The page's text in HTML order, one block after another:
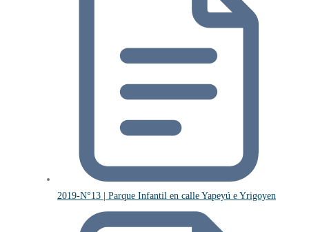
2019-N°13 | Parque Infantil en calle Yapeyú e Yrigoyen